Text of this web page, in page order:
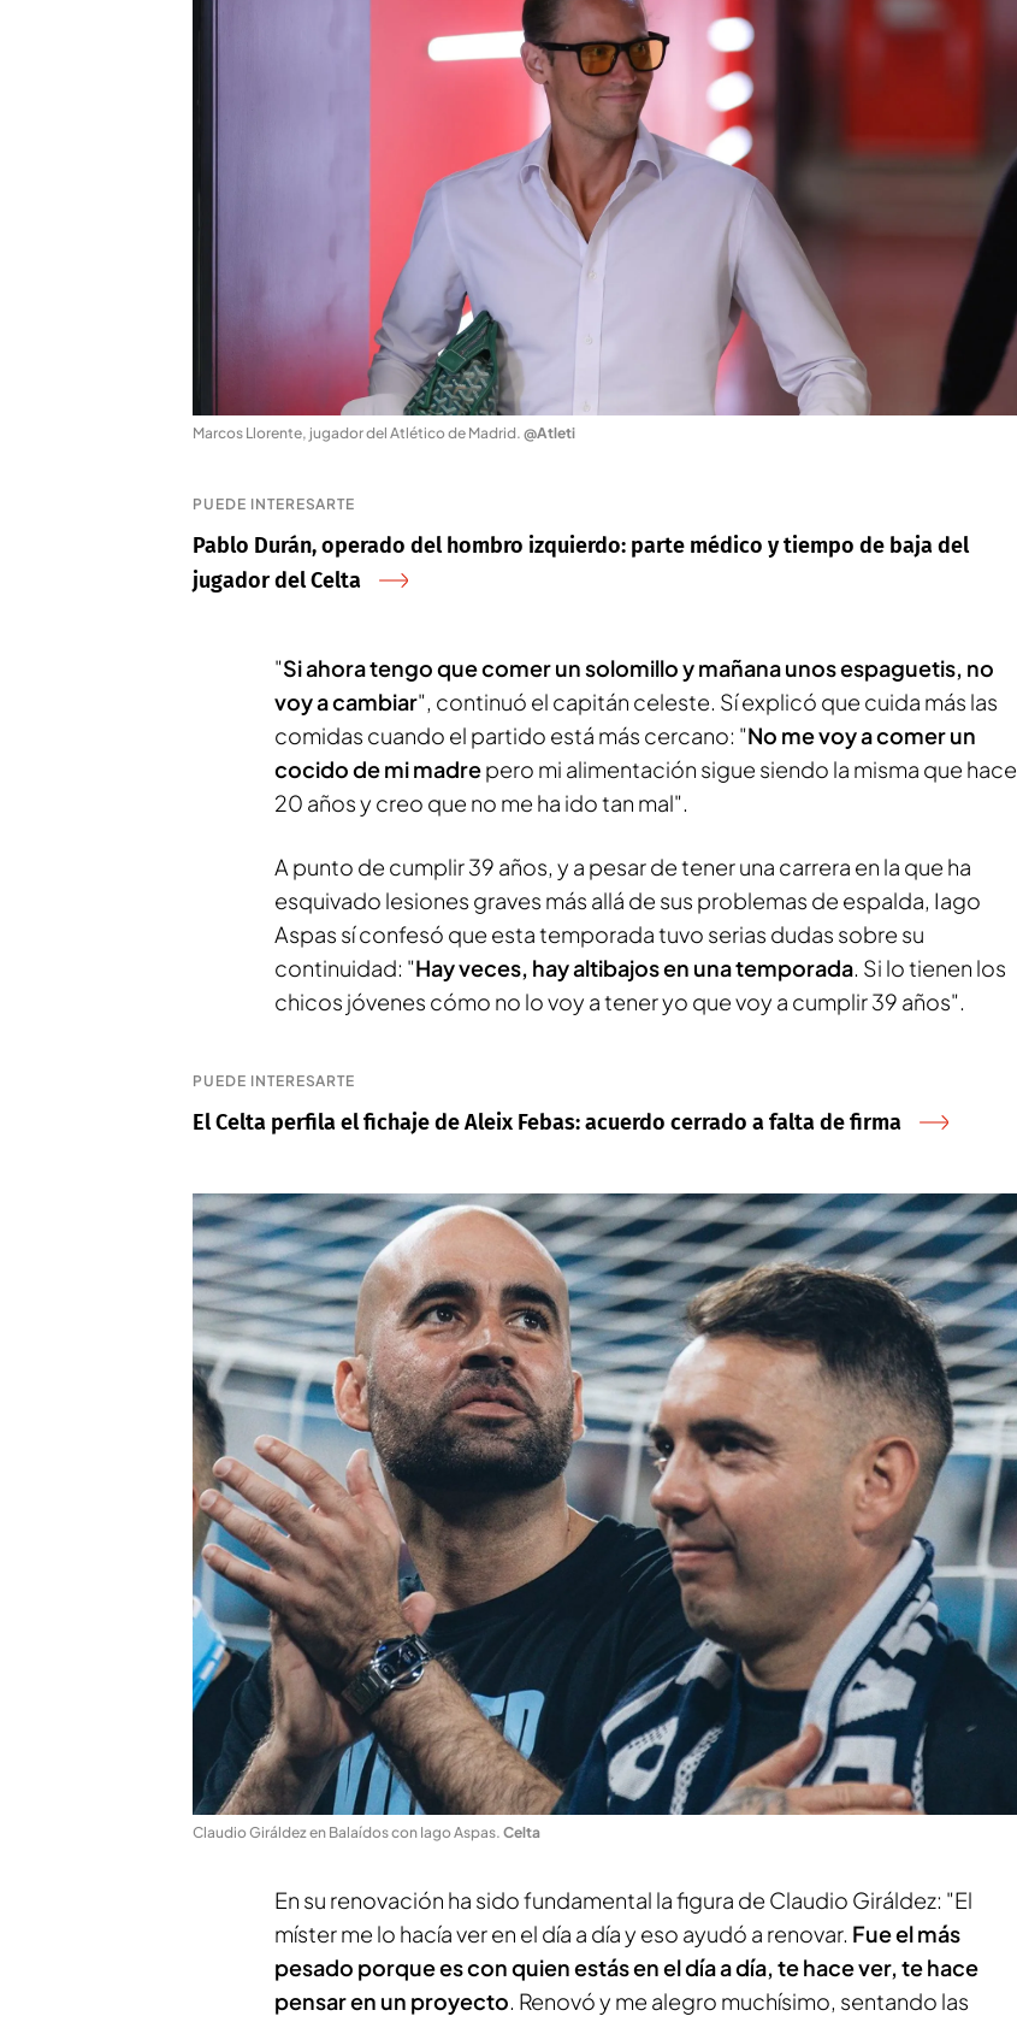
Marcos Llorente, jugador del Atlético de Madrid. @Atleti
PUEDE INTERESARTE
Pablo Durán, operado del hombro izquierdo: parte médico y tiempo de baja del
jugador del Celta
"Si ahora tengo que comer un solomillo y mañana unos espaguetis, no
voy a cambiar", continuó el capitán celeste. Sí explicó que cuida más las
comidas cuando el partido está más cercano: "No me voy a comer un
cocido de mi madrepero mi alimentación sigue siendo la misma que hace
20 años y creo que no me ha ido tan mal".
A punto de cumplir 39 años, y a pesar de tener una carrera en la que ha
esquivado lesiones graves más allá de sus problemas de espalda, Iago
Aspas sí confesó que esta temporada tuvo serias dudas sobre su
continuidad: "Hay veces, hay altibajos en una temporada. Si lo tienen los
chicos jóvenes cómo no lo voy a tener yo que voy a cumplir 39 años".
PUEDE INTERESARTE
El Celta perfila el fichaje de Aleix Febas: acuerdo cerrado a falta de firma
Claudio Giráldez en Balaídos con Iago Aspas. Celta
En su renovación ha sido fundamental la figura de Claudio Giráldez: "El
míster me lo hacía ver en el día a día y eso ayudó a renovar. Fue el más
pesado porque es con quien estás en el día a día, te hace ver, te hace
pensar en un proyecto. Renovó y me alegro muchísimo, sentando las